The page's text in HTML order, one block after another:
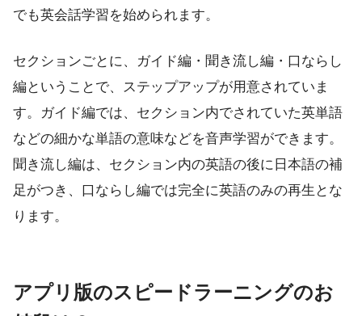
でも英会話学習を始められます。
セクションごとに、ガイド編・聞き流し編・口ならし
編ということで、ステップアップが用意されていま
す。ガイド編では、セクション内でされていた英単語
などの細かな単語の意味などを音声学習ができます。
聞き流し編は、セクション内の英語の後に日本語の補
足がつき、口ならし編では完全に英語のみの再生とな
ります。
アプリ版のスピードラーニングのお